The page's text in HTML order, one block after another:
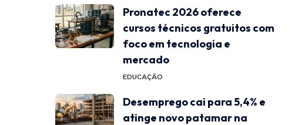
Pronatec 2026 oferece
cursos técnicos gratuitos com
foco em tecnologia e
mercado
EDUCAÇÃO
Desemprego cai para 5,4% e
atinge novo patamar na